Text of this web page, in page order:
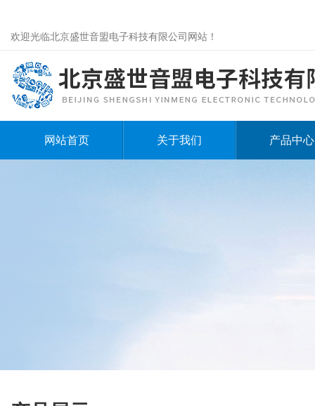
欢迎光临北京盛世音盟电子科技有限公司网站！
网站首页 关于我们 产品中心